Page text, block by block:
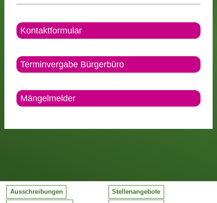
Kontaktformular
Terminvergabe Bürgerbüro
Mängelmelder
Ausschreibungen Stellenangebote